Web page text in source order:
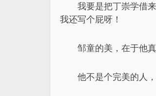
我要是把丁崇学借
我还写个屁呀！
邹童的美，在于他
他不是个完美的人